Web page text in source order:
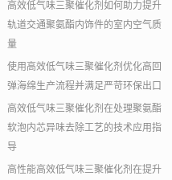
高效低气味三聚催化剂如何助力提升
轨道交通聚氨酯内饰件的室内空气质
量
使用高效低气味三聚催化剂优化高回
弹海绵生产流程并满足严苛环保出口
高效低气味三聚催化剂在处理聚氨酯
软泡内芯异味去除工艺的技术应用指
导
高性能高效低气味三聚催化剂在提升